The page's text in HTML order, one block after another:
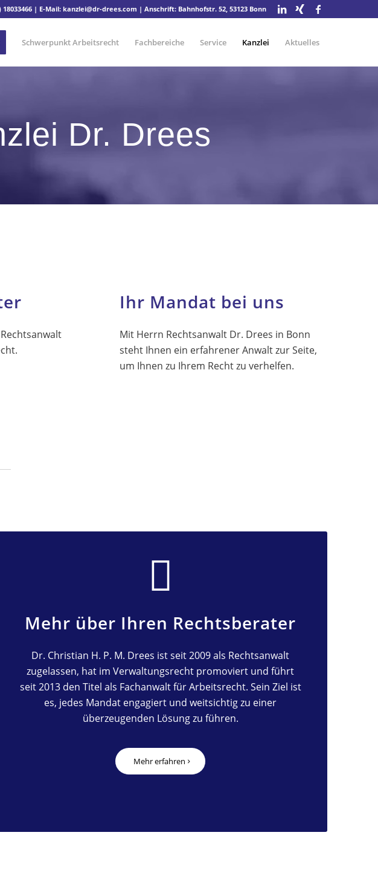
18033466 | E-Mail:kanzlei@dr-drees.com | Anschrift: Bahnhofstr. 52, 53123 Bonn
Schwerpunkt Arbeitsrecht Fachbereiche Service Kanzlei Aktuelles
Dr. Drees
Ihr Mandat bei uns
Mit Herrn Rechtsanwalt Dr. Drees in Bonn
steht Ihnen ein erfahrener Anwalt zur Seite,
um Ihnen zu Ihrem Recht zu verhelfen.
Mehr über Ihren Rechtsberater
Dr. Christian H. P. M. Drees ist seit 2009 als Rechtsanwalt
zugelassen, hat im Verwaltungsrecht promoviert und führt
seit 2013 den Titel als Fachanwalt für Arbeitsrecht. Sein Ziel ist
es, jedes Mandat engagiert und weitsichtig zu einer
überzeugenden Lösung zu führen.
Mehr erfahren